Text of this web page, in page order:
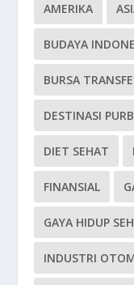
AMERIKA
BUDAYA
BURSA
DESTINASI
DIET SEHAT
FINANSIAL
GAYA HIDUP
INDUSTRI